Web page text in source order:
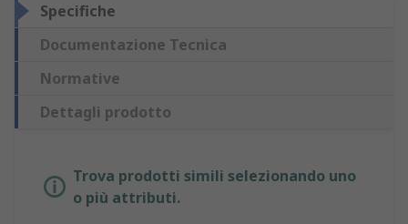
Specifiche
Documentazione Tecnica
Normative
Dettagli prodotto
Trova prodotti simili selezionando uno
o più attributi.